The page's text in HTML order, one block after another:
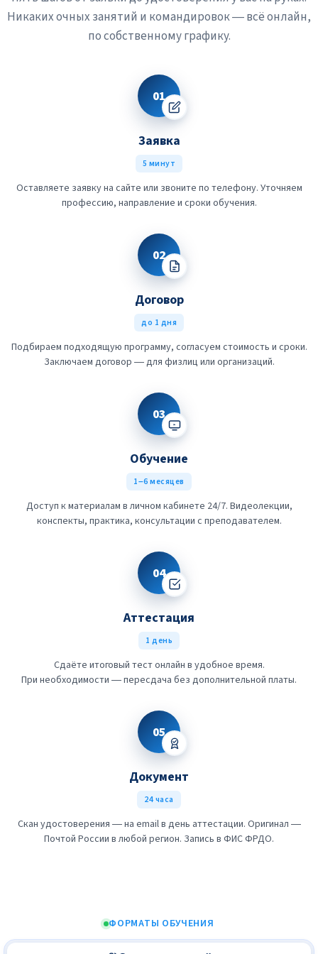
Никаких очных занятий и командировок — всё онлайн,
по собственному графику.
01
Заявка
5 минут
Оставляете заявку на сайте или звоните по телефону. Уточняем
профессию, направление и сроки обучения.
02
Договор
до 1 дня
Подбираем подходящую программу, согласуем стоимость и сроки.
Заключаем договор — для физлиц или организаций.
03
Обучение
1–6 месяцев
Доступ к материалам в личном кабинете 24/7. Видеолекции,
конспекты, практика, консультации с преподавателем.
04
Аттестация
1 день
Сдаёте итоговый тест онлайн в удобное время.
При необходимости — пересдача без дополнительной платы.
05
Документ
24 часа
Скан удостоверения — на email в день аттестации. Оригинал —
Почтой России в любой регион. Запись в ФИС ФРДО.
ФОРМАТЫ ОБУЧЕНИЯ